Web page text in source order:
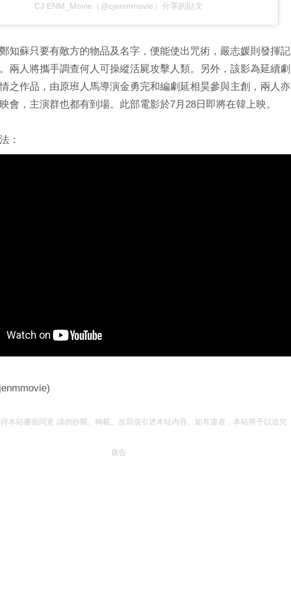
CJ ENM_Movie（@cjenmmovie）分享的貼文
知蘇只要有敵方的物品及名字，便能使出咒術，嚴志媛則發揮記
兩人將攜手調查何人可操縱活屍攻擊人類。另外，該影為延續劇
之作品，由原班人馬導演金勇完和編劇延相昊參與主創，兩人亦
會，主演群也都有到場。此部電影於7月28日即將在韓上映。
：
本站書面同意 請勿抄襲、轉載、改寫或引述本站內容。如有違者，本站將予以追究
廣告